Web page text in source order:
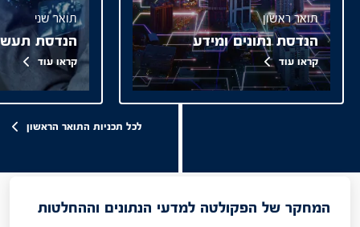
תואר ראשון
הנדסת נתונים ומידע
קראו עוד
תואר שני
הנדסת
קראו עוד
לכל תכניות התואר הראשון
המחקר של הפקולטה למדעי הנתונים וההחלטות